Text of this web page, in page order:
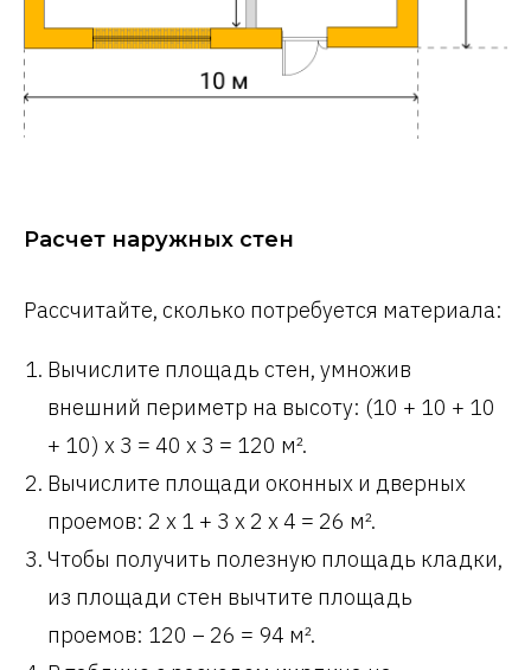
Расчет наружных стен
Рассчитайте, сколько потребуется материала:
Вычислите площадь стен, умножив
внешний периметр на высоту: (10 + 10 + 10
+ 10) х 3 = 40 х 3 = 120 м².
Вычислите площади оконных и дверных
проемов: 2 х 1 + 3 х 2 х 4 = 26 м².
Чтобы получить полезную площадь кладки,
из площади стен вычтите площадь
проемов: 120 – 26 = 94 м².